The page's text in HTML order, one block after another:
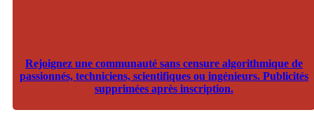
Rejoignez une communauté sans censure algorithmique de
passionnés, techniciens, scientifiques ou ingénieurs. Publicités
supprimées après inscription.